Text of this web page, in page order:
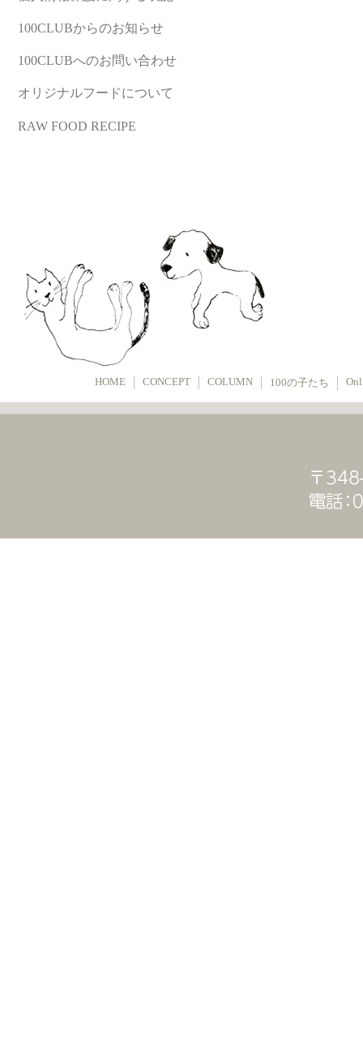
100CLUBからのお知らせ
100CLUBへのお問い合わせ
オリジナルフードについて
RAW FOOD RECIPE
HOME CONCEPT COLUMN 100の子たち